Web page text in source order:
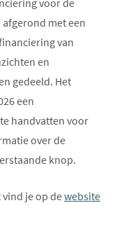
voor de
met een
van
en
gedeeld. Het
een
handvatten voor
over de
knop.
je op dewebsite